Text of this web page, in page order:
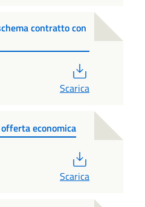
contratto con
Scarica
economica
Scarica